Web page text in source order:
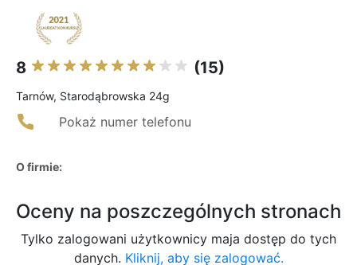
8 (15)
Tarnów, Starodąbrowska 24g
Pokaż numer telefonu
O firmie:
Oceny na poszczególnych stronach
Tylko zalogowani użytkownicy maja dostęp do tych
danych. Kliknij, aby się zalogować.